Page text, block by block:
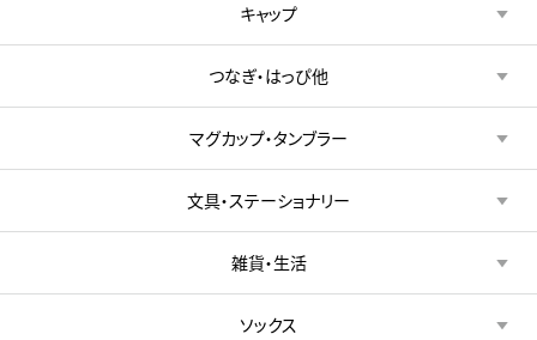
キャップ
つなぎ・はっぴ他
マグカップ・タンブラー
文具・ステーショナリー
雑貨・生活
ソックス